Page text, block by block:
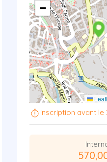
−
inscription avant le